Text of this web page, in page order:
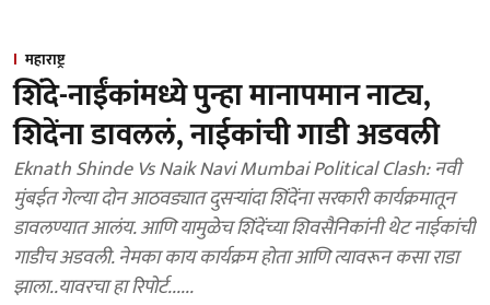
महाराष्ट्र
शिंदे-नाईंकांमध्ये पुन्हा मानापमान नाट्य,
शिदेंना डावललं, नाईकांची गाडी अडवली
Eknath Shinde Vs Naik Navi Mumbai Political Clash: नवी
मुंबईत गेल्या दोन आठवड्यात दुसऱ्यांदा शिंदेंना सरकारी कार्यक्रमातून
डावलण्यात आलंय. आणि यामुळेच शिंदेंच्या शिवसैनिकांनी थेट नाईकांची
गाडीच अडवली. नेमका काय कार्यक्रम होता आणि त्यावरून कसा राडा
झाला..यावरचा हा रिपोर्ट......